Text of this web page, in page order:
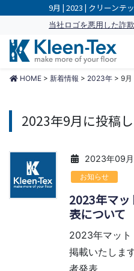
9月 | 2023 | クリーンテ
当社ロゴを悪用した詐
HOME > 新着情報 > 2023年 > 9月
2023年9月に投稿
2023年09
お知らせ
2023年マッ
表について
2023年マット
掲載いたしま